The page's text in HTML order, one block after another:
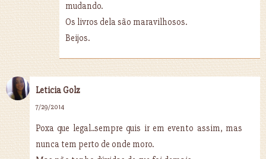
mudando.
Os livros dela são maravilhosos.
Beijos.
Leticia Golz
7/29/2014
Poxa que legal..sempre quis ir em evento assim, mas
nunca tem perto de onde moro.